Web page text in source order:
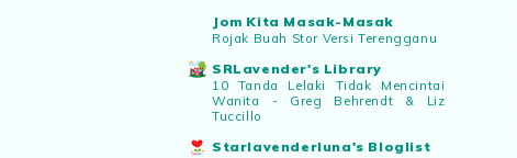
Jom Kita Masak-Masak
Rojak Buah Stor Versi Terengganu
SRLavender's Library
10 Tanda Lelaki Tidak Mencintai
Wanita - Greg Behrendt & Liz
Tuccillo
Starlavenderluna's Bloglist